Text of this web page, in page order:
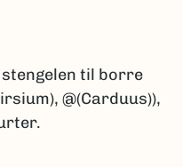
til borre
@(Carduus)),